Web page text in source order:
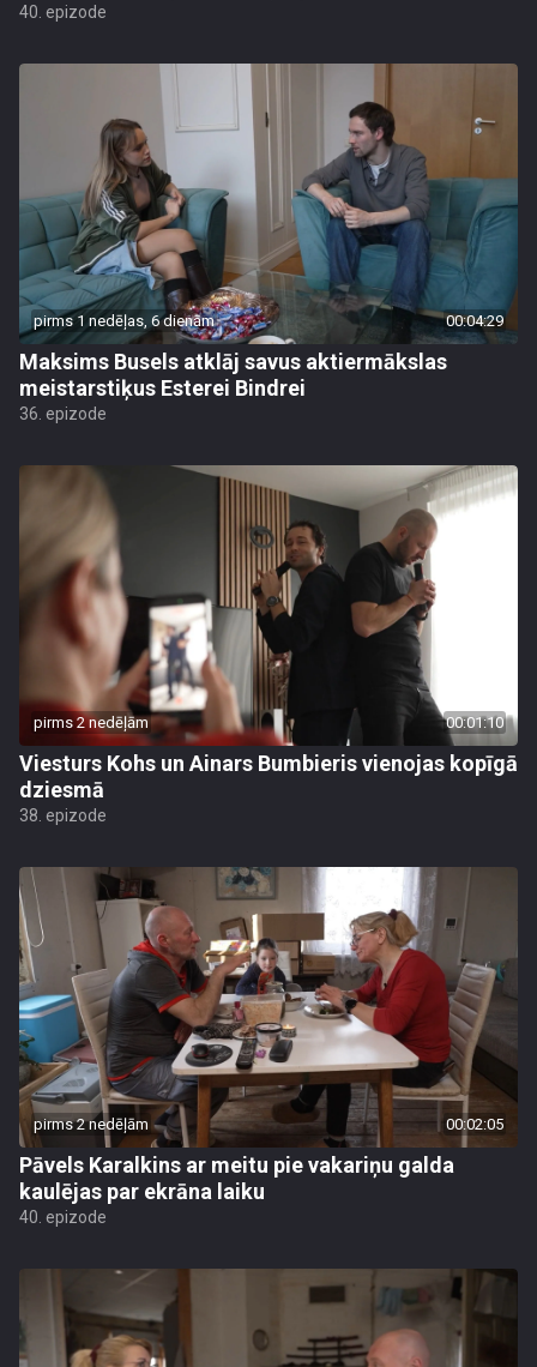
40. epizode
pirms 1 nedēļas, 6 dienām 00:04:29
Maksims Busels atklāj savus aktiermākslas
meistarstiķus Esterei Bindrei
36. epizode
pirms 2 nedēļām 00:01:10
Viesturs Kohs un Ainars Bumbieris vienojas kopīgā
dziesmā
38. epizode
pirms 2 nedēļām 00:02:05
Pāvels Karalkins ar meitu pie vakariņu galda
kaulējas par ekrāna laiku
40. epizode